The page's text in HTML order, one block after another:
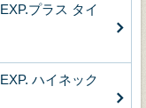
プラス タイ
ハイネック